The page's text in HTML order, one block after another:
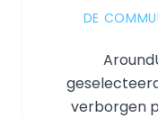
DE
verborgen